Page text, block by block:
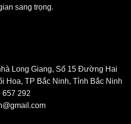
sang trọng.
Long Giang, Số 15 Đường Hai
Hoa, TP Bắc Ninh, Tỉnh Bắc Ninh
657 292